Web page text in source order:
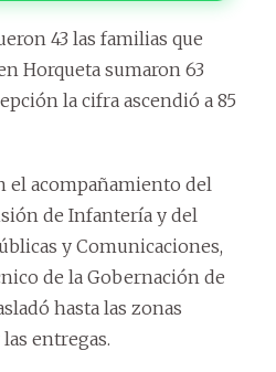
43 las familias que
Horqueta sumaron 63
la cifra ascendió a 85
el acompañamiento del
de Infantería y del
y Comunicaciones,
de la Gobernación de
hasta las zonas
entregas.